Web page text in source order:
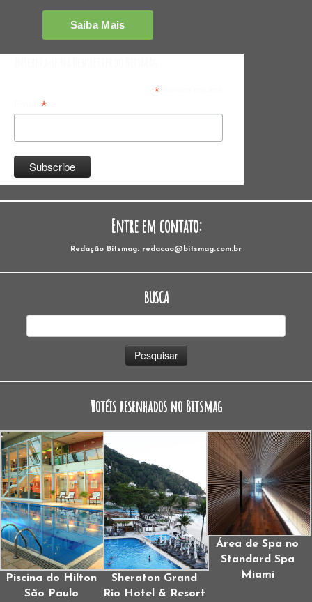
*indicates required
*
Entre em contato:
Redação Bitsmag: redacao@bitsmag.com.br
BUSCA
Hotéis resenhados no Bitsmag
Piscina do Hilton
São Paulo
Sheraton Grand
Rio Hotel & Resort
Área de Spa no
Standard Spa
Miami